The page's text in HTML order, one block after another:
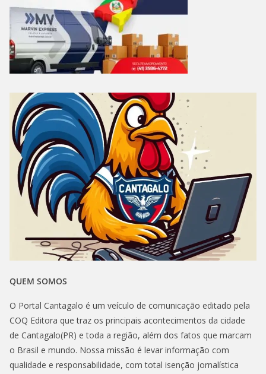
QUEM SOMOS
O Portal Cantagalo é um veículo de comunicação editado pela
COQ Editora que traz os principais acontecimentos da cidade
de Cantagalo(PR) e toda a região, além dos fatos que marcam
o Brasil e mundo. Nossa missão é levar informação com
qualidade e responsabilidade, com total isenção jornalística